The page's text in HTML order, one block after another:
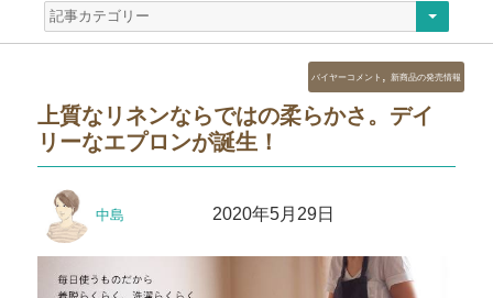
対
象:
上質なリネンならではの柔らかさ。デイ
リーなエプロンが誕生！
稿
中島 2020年5月29日
カ
テ
ゴ
ー
バイヤーコメント , 新商品の発売情報